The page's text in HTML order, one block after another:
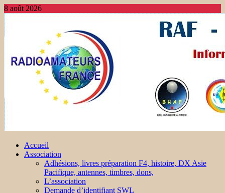
8 août 2026
Accueil
Association
Adhésions, livres préparation F4, histoire, DX Asie
Pacifique, antennes, timbres, dons,
L’association
Demande d’identifiant SWL